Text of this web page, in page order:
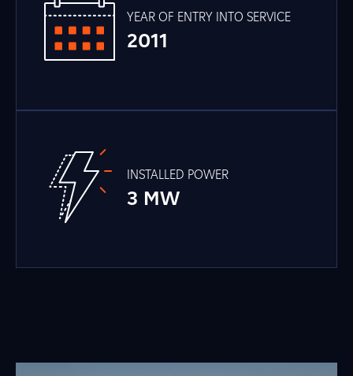
YEAR OF ENTRY INTO SERVICE
2011
INSTALLED POWER
3 MW